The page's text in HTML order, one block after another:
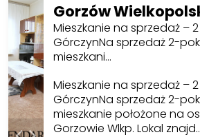
Gorzów
Mieszkanie na sprzedaż –
GórczynNa sprzedaż 2-
mieszkani…
Mieszkanie na sprzedaż –
GórczynNa sprzedaż 2-
mieszkanie położone na
Gorzowie Wlkp. Lokal